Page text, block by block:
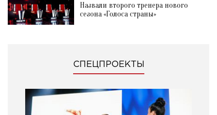
Назвали второго тренера нового
сезона «Голоса страны»
СПЕЦПРОЕКТЫ